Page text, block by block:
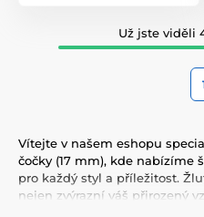
Už jste viděli
Vítejte v našem eshopu
čočky (17 mm), kde nabízíme
pro každý styl a příležitost.
nejen zvýrazní váš přirozený